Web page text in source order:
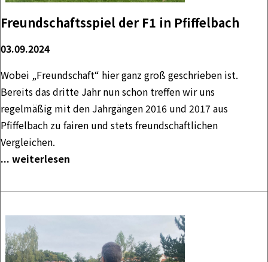
Freundschaftsspiel der F1 in Pfiffelbach
03.09.2024
Wobei „Freundschaft“ hier ganz groß geschrieben ist.
Bereits das dritte Jahr nun schon treffen wir uns
regelmäßig mit den Jahrgängen 2016 und 2017 aus
Pfiffelbach zu fairen und stets freundschaftlichen
Vergleichen.
... weiterlesen